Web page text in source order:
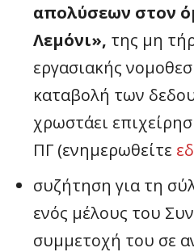
απολύσεων στον
Λεμόνι», της μη
εργασιακής
καταβολή των
χρωστάει
ΠΓ (ενημερωθείτε
συζήτηση για τη
ενός μέλους του
συμμετοχή του σε